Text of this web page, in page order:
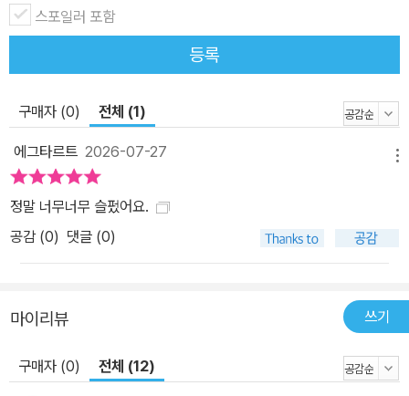
지 알았으며, 지금까지 기억하고 있을까? 그들은 참회하고 있을까,
아니면 명령과 상명하복의 규칙을 따랐을 뿐이라고 합리화하고 있을
까? 「명령」은 어린 소년의 죽음과 그 죽음을 초래한 폭력성의 근원을
지 사악해질 수 있는 걸까?”라고 묻는다. 인류가 저지른 많은 전쟁 범
린 자는 자신의 손에 피를 묻히지 않고 명령을 받은 자는 자신의 사악
함에 대해 책임을 지지 않는다. 학교를 그만두는 선생님은 학생들에
게 “인간에 대한 믿음이 없는 자가 어린 학생들에게 무엇을 가르칠 수
있겠냐고” 되묻는다. 학교 역시 위계와 규칙이 있는 공간이라는 점에
서 교실에서 이루어지는 묵직한 질문은 특별한 울림을 갖는다. 이제
인간이 되어야 하는지 질문을 건네는 일은 그 어떤 수학 공식보다 중
그럴 경우 명령을 하달받은 사람들은 선택을 해야 한다. 작가가 광주
스포일러 포함
등록
구매자 (0) 전체 (1)
에그타르트 2026-07-27
정말 너무너무 슬펐어요.
공감 (0) 댓글 (0)
마이리뷰 쓰기
구매자 (0) 전체 (12)